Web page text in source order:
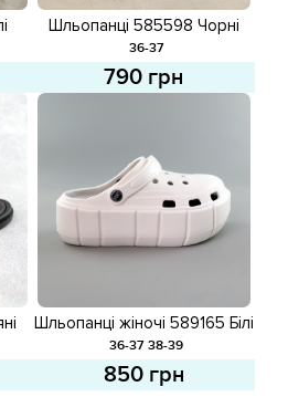
Шльопанці 585598 Чорні
36-37
790 грн
Шльопанці жіночі 589165 Білі
36-37 38-39
850 грн